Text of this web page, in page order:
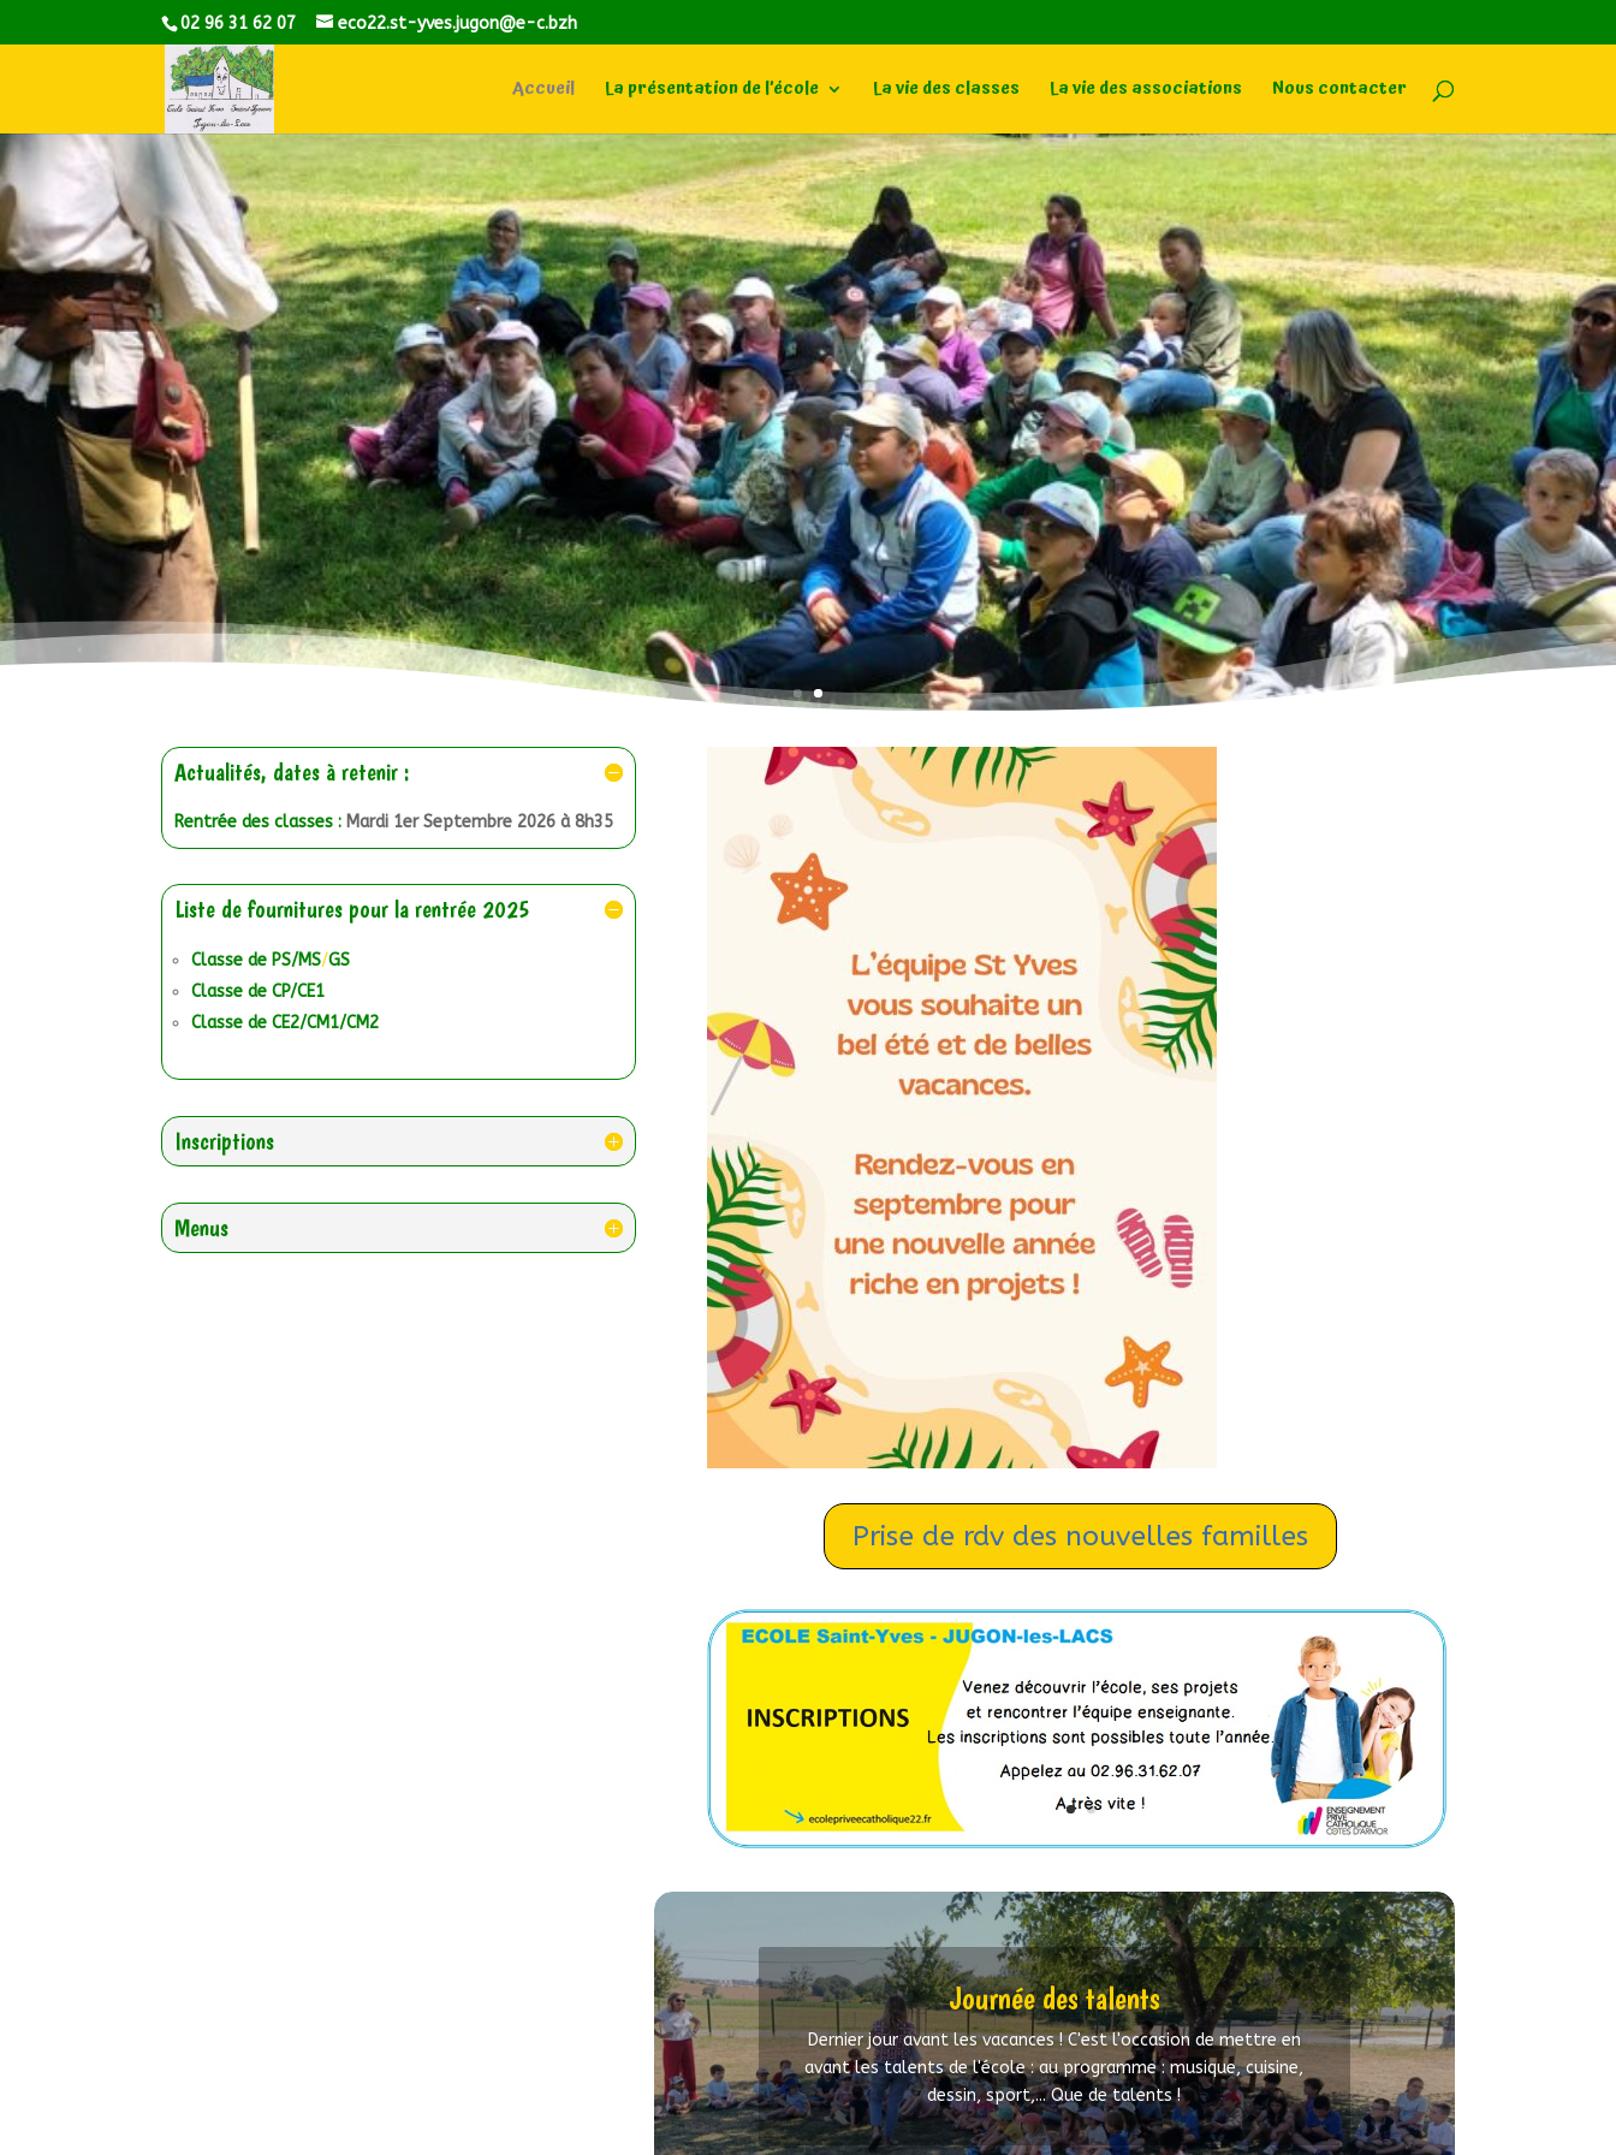
02 96 31 62 07 eco22.st-yves.jugon@e-c.bzh
Accueil La présentation de l’école La vie des classes La vie des associations Nous contacter
Bienvenue à l'école Saint-Yves
Actualités, dates à retenir :
Rentrée des classes : Mardi 1er Septembre 2026 à 8h35
Liste de fournitures pour la rentrée 2025
Classe de PS/MS/GS
Classe de CP/CE1
Classe de CE2/CM1/CM2
Inscriptions
Menus
Prise de rdv des nouvelles familles
Journée des talents
Dernier jour avant les vacances ! C'est l'occasion de mettre en
avant les talents de l'école : au programme : musique, cuisine,
dessin, sport,... Que de talents !